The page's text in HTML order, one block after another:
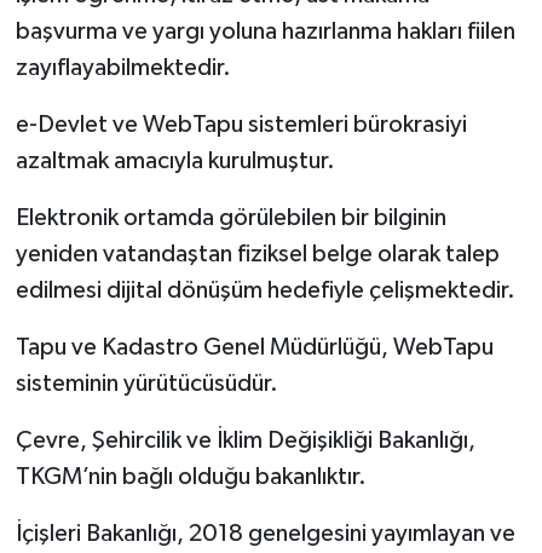
başvurma ve yargı yoluna hazırlanma hakları fiilen
zayıflayabilmektedir.
e-Devlet ve WebTapu sistemleri bürokrasiyi
azaltmak amacıyla kurulmuştur.
Elektronik ortamda görülebilen bir bilginin
yeniden vatandaştan fiziksel belge olarak talep
edilmesi dijital dönüşüm hedefiyle çelişmektedir.
Tapu ve Kadastro Genel Müdürlüğü, WebTapu
sisteminin yürütücüsüdür.
Çevre, Şehircilik ve İklim Değişikliği Bakanlığı,
TKGM’nin bağlı olduğu bakanlıktır.
İçişleri Bakanlığı, 2018 genelgesini yayımlayan ve